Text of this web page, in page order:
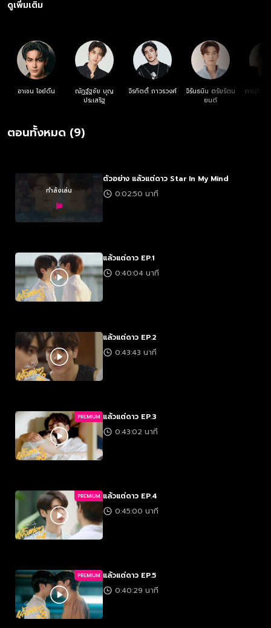
เยอรมัน แต่คำสารภาพที่รวบรวมความกล้ามานานกลับได้รับเพียงคำว่า
เดิมอยู่ดี...
ดูเพิ่มเติม
อาเชน ไอย์ดึน
ณัฎฐ์ฐชัย บุญ
ประเสริฐ
จิรกิตติ์ ถาวรวงศ์
จิรันธนิน ตรัยรัตน
ยนต์
ภานุโรจ
ตอนทั้งหมด (9)
กำลังเล่น
ตัวอย่าง แล้วแต่ดาว Star In My Mind
0:02:50 นาที
แล้วแต่ดาว EP.1
0:40:04 นาที
แล้วแต่ดาว EP.2
0:43:43 นาที
PREMIUM แล้วแต่ดาว EP.3
0:43:02 นาที
PREMIUM แล้วแต่ดาว EP.4
0:45:00 นาที
PREMIUM แล้วแต่ดาว EP.5
0:40:29 นาที